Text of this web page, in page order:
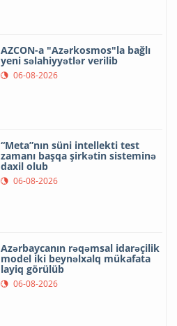
AZCON-a "Azərkosmos"la bağlı
yeni səlahiyyətlər verilib
06-08-2026
“Meta”nın süni intellekti test
zamanı başqa şirkətin sisteminə
daxil olub
06-08-2026
Azərbaycanın rəqəmsal idarəçilik
model iki beynəlxalq mükafata
layiq görülüb
06-08-2026